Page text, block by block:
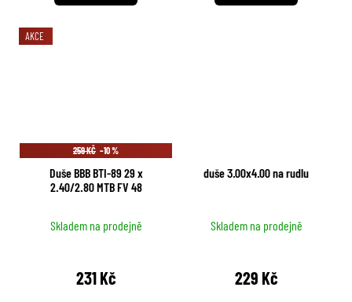
AKCE
259 KČ –10 %
Duše BBB BTI-89 29 x
2.40/2.80 MTB FV 48
Skladem na prodejně
231 Kč
duše 3.00x4.00 na rudlu
Skladem na prodejně
229 Kč